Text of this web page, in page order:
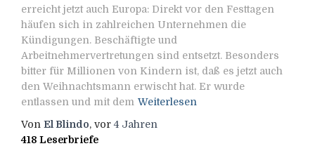
erreicht jetzt auch Europa: Direkt vor den Festtagen
häufen sich in zahlreichen Unternehmen die
Kündigungen. Beschäftigte und
Arbeitnehmervertretungen sind entsetzt. Besonders
bitter für Millionen von Kindern ist, daß es jetzt auch
den Weihnachtsmann erwischt hat. Er wurde
entlassen und mit dem Weiterlesen
Von El Blindo, vor4 Jahren
418 Leserbriefe